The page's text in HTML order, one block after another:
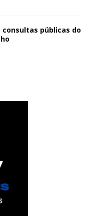
públicas do